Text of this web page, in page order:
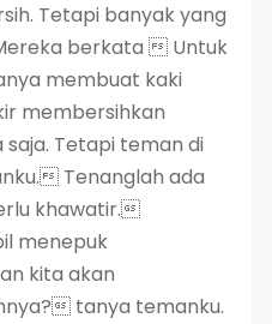
Tetapi banyak yang
berkata  Untuk
membuat kaki
membersihkan
Tetapi teman di
Tenanglah ada
khawatir.
menepuk
kita akan
tanya temanku.